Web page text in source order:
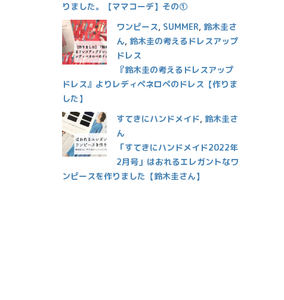
りました。【ママコーデ】その①
ワンピース, SUMMER, 鈴木圭さ
ん, 鈴木圭の考えるドレスアップ
ドレス
『鈴木圭の考えるドレスアップ
ドレス』よりレディペネロペのドレス【作りま
した】
すてきにハンドメイド, 鈴木圭さ
ん
「すてきにハンドメイド2022年
2月号」はおれるエレガントなワ
ンピースを作りました【鈴木圭さん】